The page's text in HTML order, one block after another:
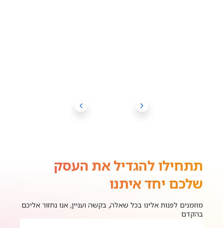
תתחילו להגדיל את העסק
שלכם יחד איתנו
מוזמנים לפנות אלינו בכל שאלה, בקשה ועניין, אנו נחזור אליכם
בהקדם